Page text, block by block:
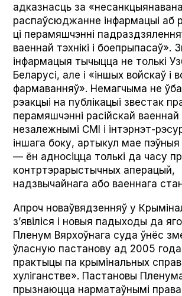
адказнасць за
распаўсюджанне інфармацыі аб
ці перамяшчэнні
ваеннай тэхнікі і боепрыпасаў».
інфармацыя тычыцца не толькі
Беларусі, але і «іншых войскаў і
фармаванняў». Немагчыма не
рэакцыі на публікацыі звестак
перамяшчэнні расійскай ваеннай
незалежнымі СМІ і інтэрнэт-
іншага боку, артыкул мае
— ён адносіцца толькі да часу
контртэрарыстычных аперацый,
надзвычайнага або ваеннага
Апроч новаўвядзенняў у
з’явіліся і новыя падыходы да
Пленум Вярхоўнага суда ўнёс
ўласную пастанову ад 2005
практыцы па крымінальных
хуліганстве». Пастановы
прызнаюцца нарматаўнымі